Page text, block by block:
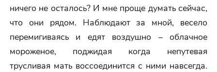
ничего не осталось? И мне проще думать сейчас,
что они рядом. Наблюдают за мной, весело
перемигиваясь и едят воздушно – облачное
мороженое, поджидая когда непутевая
трусливая мать воссоединится с ними навсегда.